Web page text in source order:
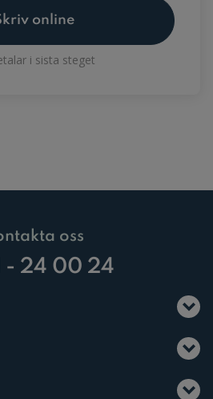
online
i sista steget
oss
- 24 00 24